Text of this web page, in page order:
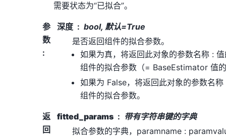
需要状态为“已拟合”。
参
数
:
深度
bool, 默认=True
是否返回组件的拟合参数。
如果为真，将返回此对象的参数名称 :
组件的拟合参数（= BaseEstimator 值
如果为 False，将返回此对象的参数名
组件的拟合参数。
返
回
fitted_params
带有字符串键的字典
拟合参数的字典，paramname :